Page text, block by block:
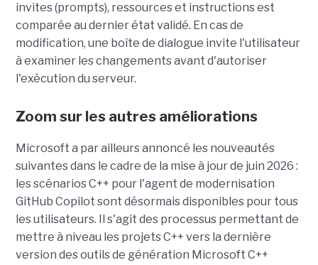
invites (prompts), ressources et instructions est
comparée au dernier état validé. En cas de
modification, une boîte de dialogue invite l'utilisateur
à examiner les changements avant d'autoriser
l'exécution du serveur.
Zoom sur les autres améliorations
Microsoft a par ailleurs annoncé les nouveautés
suivantes dans le cadre de la mise à jour de juin 2026 :
les scénarios C++ pour l'agent de modernisation
GitHub Copilot sont désormais disponibles pour tous
les utilisateurs. Il s'agit des processus permettant de
mettre à niveau les projets C++ vers la dernière
version des outils de génération Microsoft C++